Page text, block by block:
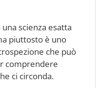
scienza esatta
piuttosto è uno
che può
comprendere
ci circonda.